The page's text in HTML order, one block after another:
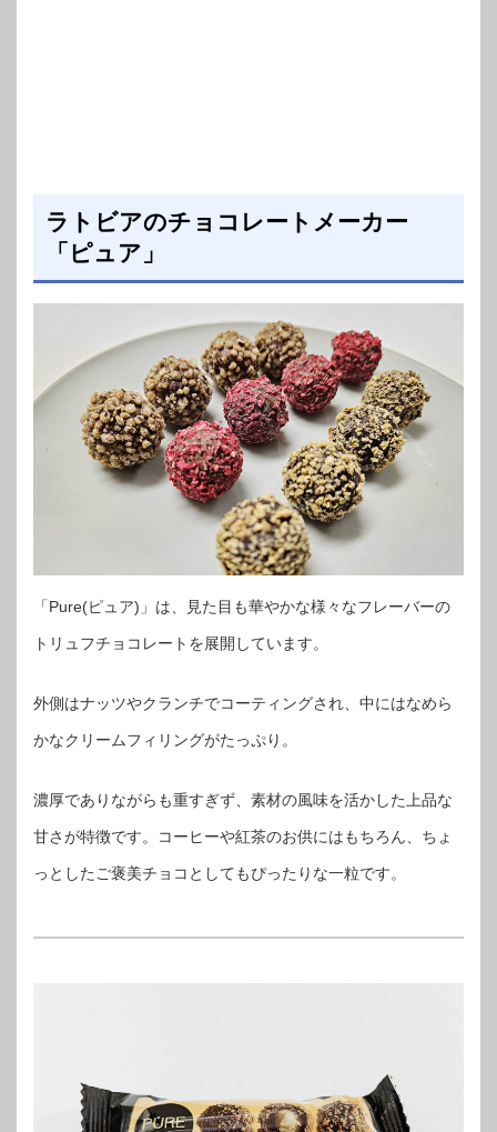
ラトビアのチョコレートメーカー
「ピュア」
「Pure(ピュア)」は、見た目も華やかな様々なフレーバーの
トリュフチョコレートを展開しています。
外側はナッツやクランチでコーティングされ、中にはなめら
かなクリームフィリングがたっぷり。
濃厚でありながらも重すぎず、素材の風味を活かした上品な
甘さが特徴です。コーヒーや紅茶のお供にはもちろん、ちょ
っとしたご褒美チョコとしてもぴったりな一粒です。